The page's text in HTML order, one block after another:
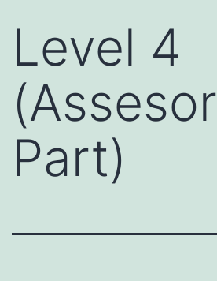
Level 4
(Assesor
Part)